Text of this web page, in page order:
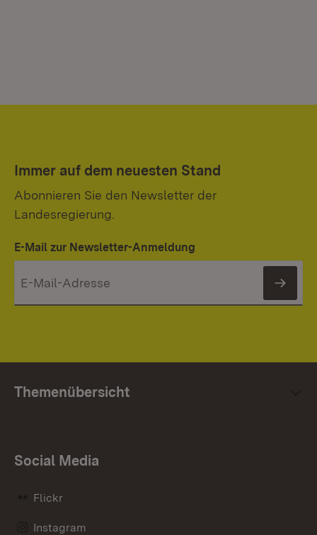
Immer auf dem neuesten Stand
Abonnieren Sie den Newsletter der
Landesregierung.
E-Mail zur Newsletter-Anmeldung
Themenübersicht
Social Media
Flickr
Instagram